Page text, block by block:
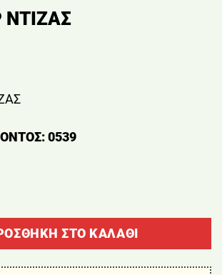
0539
ΣΤΟ ΚΑΛΆΘΙ